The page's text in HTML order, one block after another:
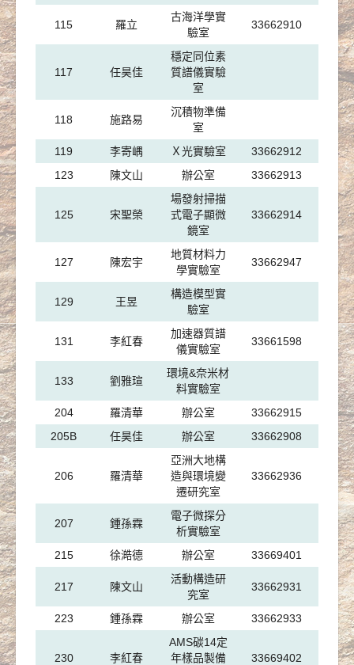
115 羅立
古海洋學實
驗室
33662910
117 任昊佳
穩定同位素
質譜儀實驗
室
118 施路易
沉積物準備
室
119
李寄嵎 Ｘ光實驗室
33662912
123
陳文山 辦公室 33662913
125 宋聖榮
場發射掃描
式電子顯微
鏡室
33662914
127 陳宏宇
地質材料力
學實驗室
33662947
129 王昱
構造模型實
驗室
131 李紅春
加速器質譜
儀實驗室
33661598
133 劉雅瑄
環境&奈米材
料實驗室
204
羅清華 辦公室
33662915
205B
任昊佳 辦公室 33662908
206 羅清華
亞洲大地構
造與環境變
遷研究室
33662936
207 鍾孫霖
電子微探分
析實驗室
215
徐澔德 辦公室 33669401
217 陳文山
活動構造研
究室
33662931
223 鍾孫霖 辦公室 33662933
230 李紅春
AMS碳14定
年樣品製備
33669402